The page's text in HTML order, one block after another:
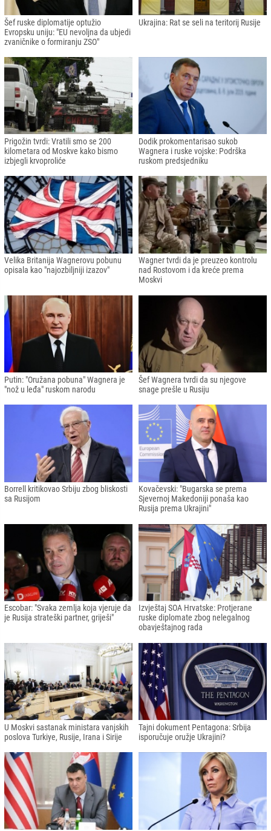
Šef ruske diplomatije optužio
Evropsku uniju: "EU nevoljna da ubjedi
zvaničnike o formiranju ZSO"
Ukrajina: Rat se seli na teritorij Rusije
Prigožin tvrdi: Vratili smo se 200
kilometara od Moskve kako bismo
izbjegli krvoproliće
Dodik prokomentarisao sukob
Wagnera i ruske vojske: Podrška
ruskom predsjedniku
Velika Britanija Wagnerovu pobunu
opisala kao "najozbiljniji izazov"
Wagner tvrdi da je preuzeo kontrolu
nad Rostovom i da kreće prema
Moskvi
Putin: "Oružana pobuna" Wagnera je
"nož u leđa" ruskom narodu
Šef Wagnera tvrdi da su njegove
snage prešle u Rusiju
Borrell kritikovao Srbiju zbog bliskosti
sa Rusijom
Kovačevski: "Bugarska se prema
Sjevernoj Makedoniji ponaša kao
Rusija prema Ukrajini"
Escobar: "Svaka zemlja koja vjeruje da
je Rusija strateški partner, griješi"
Izvještaj SOA Hrvatske: Protjerane
ruske diplomate zbog nelegalnog
obavještajnog rada
U Moskvi sastanak ministara vanjskih
poslova Turkiye, Rusije, Irana i Sirije
Tajni dokument Pentagona: Srbija
isporučuje oružje Ukrajini?